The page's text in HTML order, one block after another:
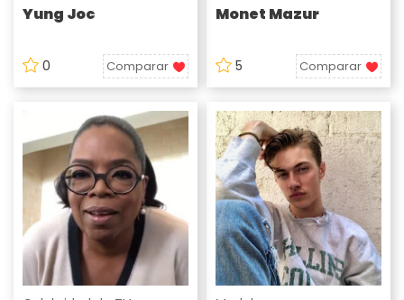
Yung Joc
0 Comparar
Monet Mazur
5 Comparar